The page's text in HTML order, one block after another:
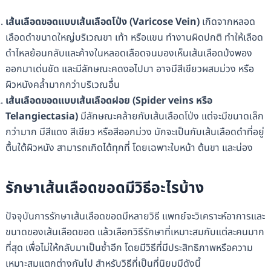
เส้นเลือดขอดแบบเส้นเลือดโป่ง (Varicose Vein)เกิดจากหลอด
เลือดดำขนาดใหญ่บริเวณขา เท้า หรือแขน ทำงานผิดปกติ ทำให้เลือด
ดำไหลย้อนกลับและค้างในหลอดเลือดจนมองเห็นเส้นเลือดป่งพอง
ออกมาเด่นชัด และมีลักษณะคดงอไปมา อาจมีสีเขียวผสมม่วง หรือ
ผิวหนังคล้ำมากกว่าบริเวณอื่น
เส้นเลือดขอดแบบเส้นเลือดฝอย (Spider veins หรือ
Telangiectasia)มีลักษณะคล้ายกับเส้นเลือดโป่ง แต่จะมีขนาดเล็ก
กว่ามาก มีสีแดง สีเขียว หรือสีออกม่วง มักจะเป็นกับเส้นเลือดดำที่อยู่
ตื้นใต้ผิวหนัง สามารถเกิดได้ทุกที่ โดยเฉพาะใบหน้า ต้นขา และน่อง
รักษาเส้นเลือดขอดมีวิธีอะไรบ้าง
ปัจจุบันการรักษาเส้นเลือดขอดมีหลายวิธี แพทย์จะวิเคราะห์อาการและ
ขนาดของเส้นเลือดขอด แล้วเลือกวิธีรักษาที่เหมาะสมกับแต่ละคนมาก
ที่สุด เพื่อไม่ให้กลับมาเป็นซ้ำอีก โดยมีวิธีที่มีประสิทธิภาพหรือความ
เหมาะสมแตกต่างกันไป สำหรับวิธีที่เป็นที่นิยมมีดังนี้